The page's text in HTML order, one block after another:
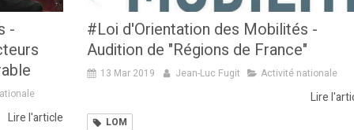
-
Lire l'article
#Loi d'Orientation des Mobilités -
Audition de "Régions de France"
13 Mar 2019 Jean-Luc Fugit Activité nationale
Lire
LOM